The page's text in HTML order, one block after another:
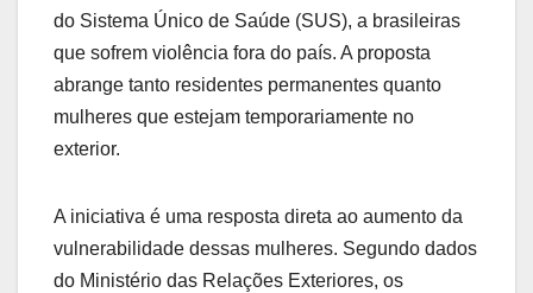
do Sistema Único de Saúde (SUS), a brasileiras
que sofrem violência fora do país. A proposta
abrange tanto residentes permanentes quanto
mulheres que estejam temporariamente no
exterior.
A iniciativa é uma resposta direta ao aumento da
vulnerabilidade dessas mulheres. Segundo dados
do Ministério das Relações Exteriores, os